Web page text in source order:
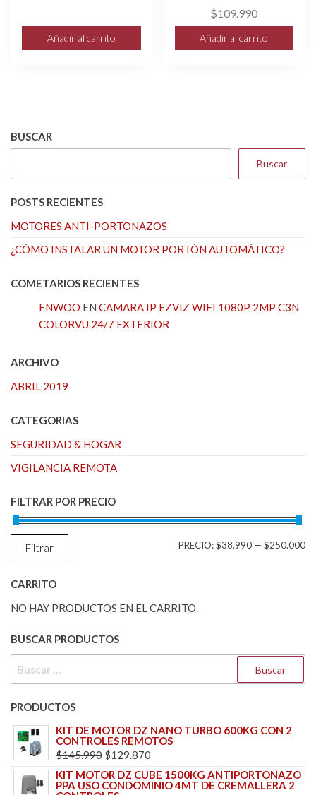
Añadir al carrito
$109.990
Añadir al carrito
BUSCAR
Buscar
POSTS RECIENTES
MOTORES ANTI-PORTONAZOS
¿CÓMO INSTALAR UN MOTOR PORTÓN AUTOMÁTICO?
COMETARIOS RECIENTES
ENWOO EN CAMARA IP EZVIZ WIFI 1080P 2MP C3N
COLORVU 24/7 EXTERIOR
ARCHIVO
ABRIL 2019
CATEGORIAS
SEGURIDAD & HOGAR
VIGILANCIA REMOTA
FILTRAR POR PRECIO
Filtrar PRECIO:$38.990 — $250.000
CARRITO
NO HAY PRODUCTOS EN EL CARRITO.
BUSCAR PRODUCTOS
PRODUCTOS
KIT DE MOTOR DZ NANO TURBO 600KG CON 2
CONTROLES REMOTOS
$145.990 EL
PRECIO
ORIGINAL
$129.870
PRECIO
ACTUAL
KIT MOTOR DZ CUBE 1500KG ANTIPORTONAZO
PPA USO CONDOMINIO 4MT DE CREMALLERA 2